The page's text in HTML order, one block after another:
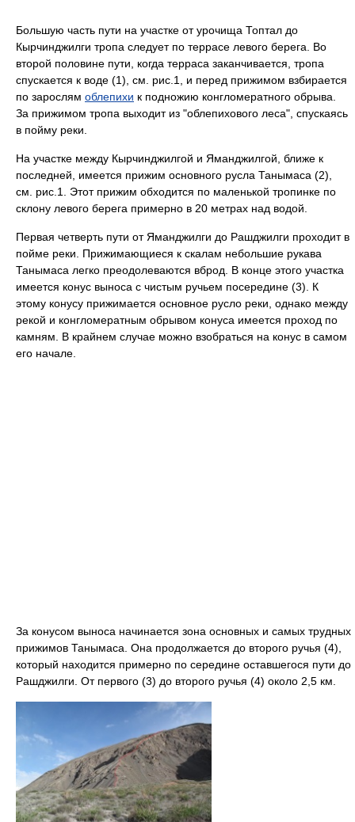
Большую часть пути на участке от урочища Топтал до
Кырчинджилги тропа следует по террасе левого берега. Во
второй половине пути, когда терраса заканчивается, тропа
спускается к воде (1), см. рис.1, и перед прижимом взбирается
по зарослям облепихи к подножию конгломератного обрыва.
За прижимом тропа выходит из "облепихового леса", спускаясь
в пойму реки.
На участке между Кырчинджилгой и Яманджилгой, ближе к
последней, имеется прижим основного русла Танымаса (2),
см. рис.1. Этот прижим обходится по маленькой тропинке по
склону левого берега примерно в 20 метрах над водой.
Первая четверть пути от Яманджилги до Рашджилги проходит в
пойме реки. Прижимающиеся к скалам небольшие рукава
Танымаса легко преодолеваются вброд. В конце этого участка
имеется конус выноса с чистым ручьем посередине (3). К
этому конусу прижимается основное русло реки, однако между
рекой и конгломератным обрывом конуса имеется проход по
камням. В крайнем случае можно взобраться на конус в самом
его начале.
За конусом выноса начинается зона основных и самых трудных
прижимов Танымаса. Она продолжается до второго ручья (4),
который находится примерно по середине оставшегося пути до
Рашджилги. От первого (3) до второго ручья (4) около 2,5 км.